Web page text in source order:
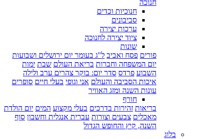
חנוכה
חנוכיות וכדים
סביבונים
ערכות יצירה
ציוד יצירה לחנוכה
שונות
פורים פסח ואביב ל"ג בעומר יום ירושלים ושבועות
יום המשפחה וחברות בריאת העולם שבת ימות
השבוע פרדס סדר יום: בוקר צהרים ערב ולילה
איכות הסביבה והעולם אני וגופי בעלי חיים סופרים
עונות השנה ומזג האוויר
חורף
בריאות זהירות בדרכים בעלי מקצוע המים יום הולדת
מאכלים צבעים וצורות עברית אנגלית וחשבון סוף
השנה, קיץ והחופש הגדול
בלוג